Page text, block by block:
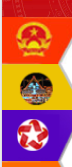
sầu riêng tại Đắk Lắk
Trình diễn nghệ thuật
món ăn từ sầu riêng
Đắk Lắk công bố Quy
tiến đầu tư tỉnh
Ngành cá ngừ Đắk Lắk
ứng để giữ vững thị
Diễn đàn Kinh tế tư nhân
phá cơ chế - Hợp tác công
Đề án 06 tạo bước
cải cách hành chính tỉnh
Kết nối tour, đẩy mạnh
để phát triển du lịch Đắk
Khởi động Dự án Đầu tư
tầng kỹ thuật Cụm công